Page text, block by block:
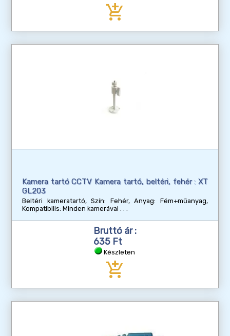
add_shopping_cart
Kamera tartó CCTV Kamera tartó, beltéri, fehér : XT
GL203
Beltéri kameratartó, Szín: Fehér, Anyag: Fém+műanyag,
Kompatibilis: Minden kamerával
Bruttó ár :
635 Ft
Készleten
add_shopping_cart